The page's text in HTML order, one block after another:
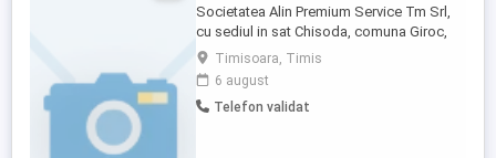
Societatea Alin Premium Service Tm Srl,
cu sediul in sat Chisoda, comuna Giroc,
Platforma Incontro DN59 KM8+550,
angajeaza 4 posturi vacante: 2 posturi
mecanici auto, 1 post sudor, 1 post sofer
de autoturisme si camionete. Aplicantii
Timisoara, Timis
6 august
Telefon validat